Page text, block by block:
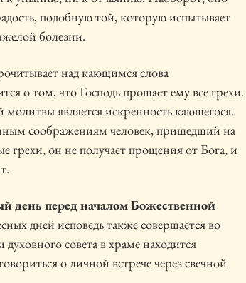
подобную той, которую испытывает
болезни.
над кающимся слова
о том, что Господь прощает ему все грехи.
является искренность кающегося.
соображениям человек, пришедший на
грехи, он не получает прощения от Бога, и
день перед началом Божественной
дней исповедь также совершается во
совета в храме находится
о личной встрече через свечной